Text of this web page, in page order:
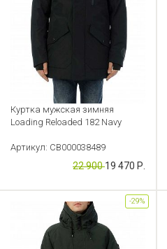
Куртка мужская зимняя
Loading Reloaded 182 Navy
Артикул: CB000038489
22 90019 470 Р.
-29%